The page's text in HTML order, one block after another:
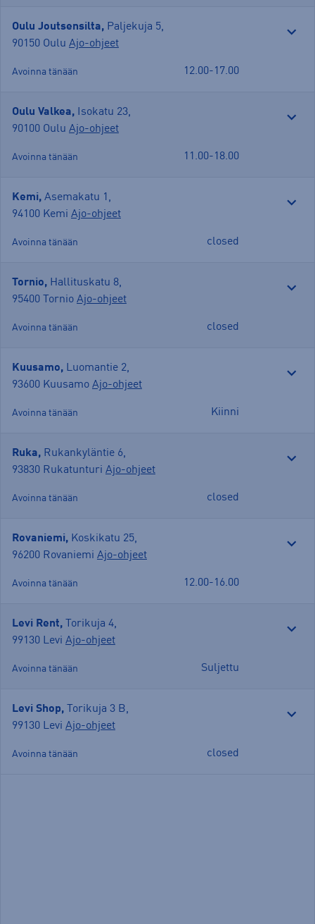
Oulu Joutsensilta, Paljekuja 5,
90150 Oulu Ajo-ohjeet
Avoinna tänään 12.00-17.00
Oulu Valkea, Isokatu 23,
90100 Oulu Ajo-ohjeet
Avoinna tänään 11.00-18.00
Kemi, Asemakatu 1 ,
94100 Kemi Ajo-ohjeet
Avoinna tänään closed
Tornio, Hallituskatu 8,
95400 Tornio Ajo-ohjeet
Avoinna tänään closed
Kuusamo, Luomantie 2,
93600 Kuusamo Ajo-ohjeet
Avoinna tänään Kiinni
Ruka, Rukankyläntie 6,
93830 Rukatunturi Ajo-ohjeet
Avoinna tänään closed
Rovaniemi, Koskikatu 25,
96200 Rovaniemi Ajo-ohjeet
Avoinna tänään 12.00-16.00
Levi Rent, Torikuja 4,
99130 Levi Ajo-ohjeet
Avoinna tänään Suljettu
Levi Shop, Torikuja 3 B,
99130 Levi Ajo-ohjeet
Avoinna tänään closed